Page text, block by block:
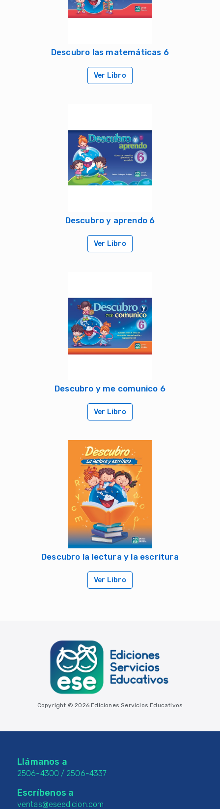
Descubro las matemáticas 6
Ver Libro
Descubro y aprendo 6
Ver Libro
Descubro y me comunico 6
Ver Libro
Descubro la lectura y la escritura
Ver Libro
Copyright © 2026 Ediciones Servicios Educativos
Llámanos a
2506-4300 / 2506-4337
Escríbenos a
ventas@eseedicion.com